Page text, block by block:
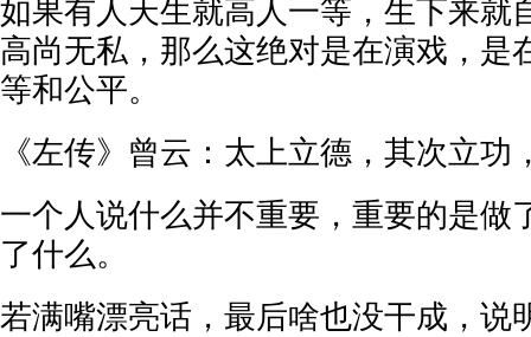
如果有人天生就高人一等，生下来就
高尚无私，那么这绝对是在演戏，是
等和公平。
《左传》曾云：太上立德，其次立功
一个人说什么并不重要，重要的是做
了什么。
若满嘴漂亮话，最后啥也没干成，说